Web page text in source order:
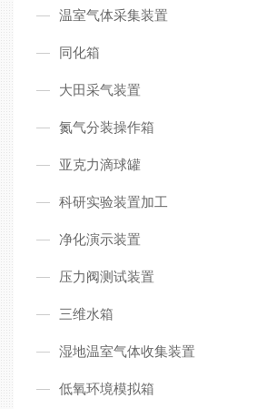
温室气体采集装置
同化箱
大田采气装置
氮气分装操作箱
亚克力滴球罐
科研实验装置加工
净化演示装置
压力阀测试装置
三维水箱
湿地温室气体收集装置
低氧环境模拟箱